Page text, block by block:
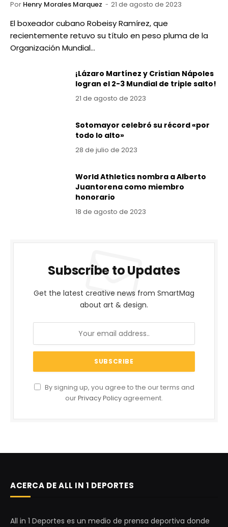
Por Henry Morales Marquez 21 de agosto de 2023
El boxeador cubano Robeisy Ramírez, que
recientemente retuvo su título en peso pluma de la
Organización Mundial…
¡Lázaro Martínez y Cristian Nápoles
logran el 2-3 Mundial de triple salto!
21 de agosto de 2023
Sotomayor celebró su récord «por
todo lo alto»
28 de julio de 2023
World Athletics nombra a Alberto
Juantorena como miembro
honorario
18 de agosto de 2023
Subscribe to Updates
Get the latest creative news from SmartMag
about art & design.
By signing up, you agree to the our terms and
ourPrivacy Policy agreement.
ACERCA DE ALL IN 1 DEPORTES
All in 1 Deportes es un medio de prensa deportiva donde